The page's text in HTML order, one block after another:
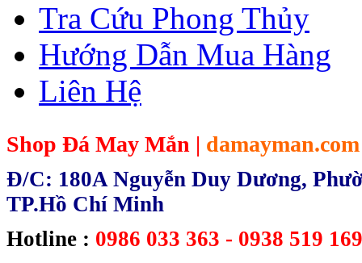
Tra Cứu Phong Thủy
Hướng Dẫn Mua Hàng
Liên Hệ
Shop Đá May Mắn | damayman.com
Đ/C: 180A Nguyễn Duy Dương,
TP.Hồ Chí Minh
Hotline : 0986 033 363 - 0938 519